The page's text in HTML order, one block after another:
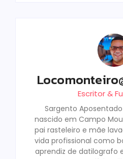
Escritor &
Sargento
nascido em Campo
pai rasteleiro e mãe
vida profissional como
aprendiz de datilografo